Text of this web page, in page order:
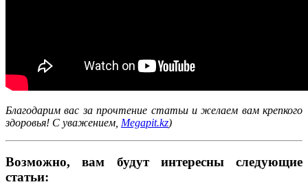
Благодарим вас за прочтение статьи и желаем вам крепкого
здоровья! С уважением, Megapit.kz)
Возможно, вам будут интересны следующие
статьи: